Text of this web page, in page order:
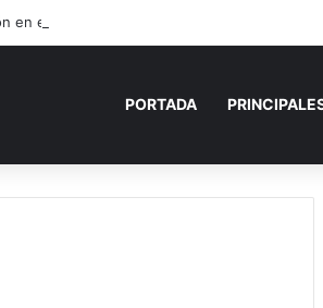
PORTADA